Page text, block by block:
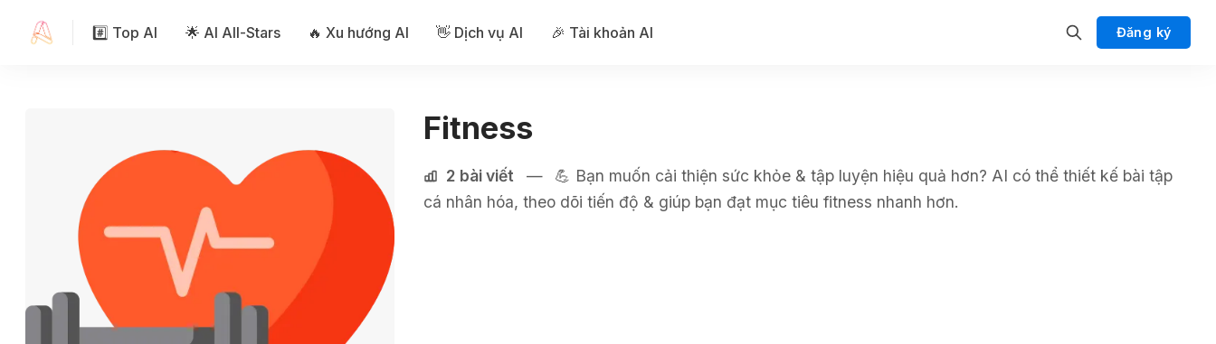
#️⃣ Top AI 🌟 AI All-Stars 🔥 Xu hướng AI 👋 Dịch vụ AI 🎉 Tài khoản AI Đăng ký
Fitness
2 bài viết —
💪 Bạn muốn cải thiện sức khỏe & tập luyện hiệu quả hơn? AI có thể thiết kế bài tập
cá nhân hóa, theo dõi tiến độ & giúp bạn đạt mục tiêu fitness nhanh hơn.